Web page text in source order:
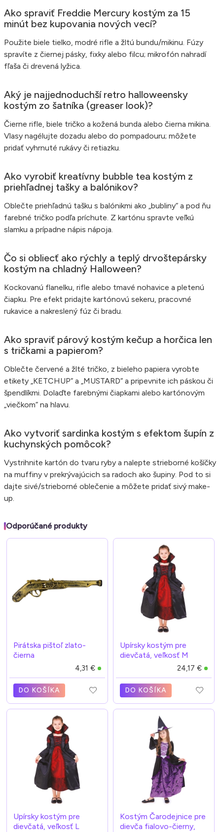
Ako spraviť Freddie Mercury kostým za 15
minút bez kupovania nových vecí?
Použite biele tielko, modré rifle a žltú bundu/mikinu. Fúzy
spravíte z čiernej pásky, fixky alebo filcu; mikrofón nahradí
fľaša či drevená lyžica.
Aký je najjednoduchší retro halloweensky
kostým zo šatníka (greaser look)?
Čierne rifle, biele tričko a kožená bunda alebo čierna mikina.
Vlasy nagélujte dozadu alebo do pompadouru; môžete
pridať vyhrnuté rukávy či retiazku.
Ako vyrobiť kreatívny bubble tea kostým z
priehľadnej tašky a balónikov?
Oblečte priehľadnú tašku s balónikmi ako „bubliny“ a pod ňu
farebné tričko podľa príchute. Z kartónu spravte veľkú
slamku a prípadne nápis nápoja.
Čo si obliecť ako rýchly a teplý drvoštepársky
kostým na chladný Halloween?
Kockovanú flanelku, rifle alebo tmavé nohavice a pletenú
čiapku. Pre efekt pridajte kartónovú sekeru, pracovné
rukavice a nakreslený fúz či bradu.
Ako spraviť párový kostým kečup a horčica len
s tričkami a papierom?
Oblečte červené a žlté tričko, z bieleho papiera vyrobte
etikety „KETCHUP“ a „MUSTARD“ a pripevnite ich páskou či
špendlíkmi. Dolaďte farebnými čiapkami alebo kartónovým
„viečkom“ na hlavu.
Ako vytvoriť sardinka kostým s efektom šupín z
kuchynských pomôcok?
Vystrihnite kartón do tvaru ryby a nalepte strieborné košíčky
na muffiny v prekrývajúcich sa radoch ako šupiny. Pod to si
dajte sivé/strieborné oblečenie a môžete pridať sivý make-
up.
Odporúčané produkty
Pirátska pištoľ zlato-
čierna
4,31 €
DO KOŠÍKA
Upírsky kostým pre
dievčatá, veľkosť M
24,17 €
DO KOŠÍKA
Upírsky kostým pre
dievčatá, veľkosť L
Kostým Čarodejnice pre
dievča fialovo-čierny,